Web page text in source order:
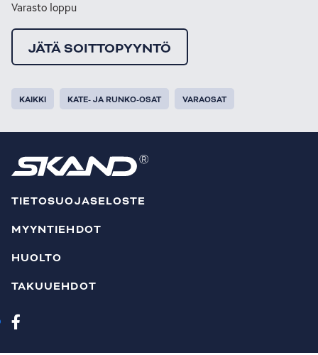
Varasto loppu
JÄTÄ SOITTOPYYNTÖ
KAIKKI KATE- JA RUNKO-OSAT VARAOSAT
TIETOSUOJASELOSTE
MYYNTIEHDOT
HUOLTO
TAKUUEHDOT